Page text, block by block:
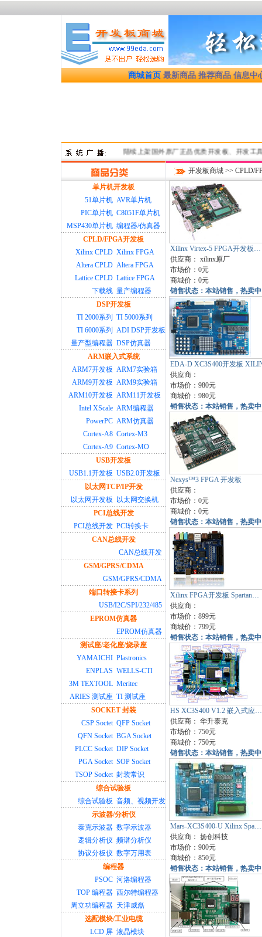
商城首页 最新商品 推荐商品 信息中
陆续上架国外原厂正品优质开发板、开发工具
单片机开发板
51单片机 AVR单片机
PIC单片机 C8051F单片机
MSP430单片机 编程器/仿真器
CPLD/FPGA开发板
Xilinx CPLD Xilinx FPGA
Altera CPLD Altera FPGA
Lattice CPLD Lattice FPGA
下载线 量产编程器
DSP开发板
TI 2000系列
TI 5000系列
TI 6000系列
ADI DSP开发板
量产型编程器 DSP仿真器
ARM嵌入式系统
ARM7开发板 ARM7实验箱
ARM9开发板 ARM9实验箱
ARM10开发板 ARM11开发板
Intel XScale ARM编程器
PowerPC ARM仿真器
Cortex-A8 Cortex-M3
Cortex-A9 Cortex-MO
USB开发板
USB1.1开发板 USB2.0开发板
以太网TCP/IP开发
以太网开发板
以太网交换机
PCI总线开发
PCI总线开发 PCI转换卡
CAN总线开发
CAN总线开发
GSM/GPRS/CDMA
GSM/GPRS/CDMA
端口转接卡系列
USB/I2C/SPI/232/485
EPROM仿真器
EPROM仿真器
测试座/老化座/烧录座
YAMAICHI Plastronics
ENPLAS WELLS-CTI
3M TEXTOOL Meritec
ARIES 测试座 TI 测试座
SOCKET 封装
CSP Soctet QFP Socket
QFN Socket BGA Socket
PLCC Socket DIP Socket
PGA Socket SOP Socket
TSOP Socket 封装常识
综合试验板
综合试验板 音频、视频开发
示波器/分析仪
泰克示波器 数字示波器
逻辑分析仪 频谱分析仪
协议分板仪 数字万用表
编程器
PSOC 河洛编程器
TOP 编程器 西尔特编程器
周立功编程器 天津威磊
选配模块/工业电缆
LCD 屏 液晶模块
开发板商城 >> CPLD/
Xilinx Virtex-5 FPGA开发板…
供应商： xilinx原厂
市场价：0元
商城价：0元
销售状态：本站销售，热卖中
EDA-D XC3S400开发板
供应商：
市场价：980元
商城价：980元
销售状态：本站销售，热卖中
Nexys™3 FPGA 开发板
供应商：
市场价：0元
商城价：0元
销售状态：本站销售，热卖中
Xilinx FPGA开发板 Spartan…
供应商：
市场价：899元
商城价：799元
销售状态：本站销售，热卖中
HS XC3S400 V1.2 嵌入式应…
供应商： 华升泰克
市场价：750元
商城价：750元
销售状态：本站销售，热卖中
Mars-XC3S400-U Xilinx Spa…
供应商： 扬创科技
市场价：900元
商城价：850元
销售状态：本站销售，热卖中